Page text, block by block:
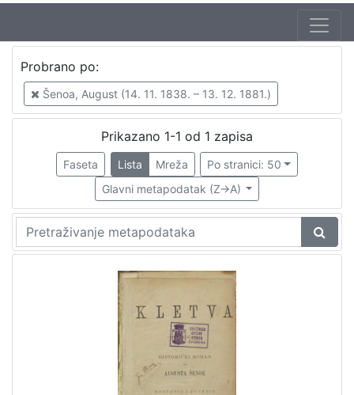
Jezik
hrvatski
cjelina
Zagreb na pragu modernog doba
Probrano po:
Šenoa, August (14. 11. 1838. – 13. 12. 1881.)
Prikazano 1-1 od 1 zapisa
Faseta Lista Mreža
Po stranici: 50
Glavni metapodatak (Z->A)